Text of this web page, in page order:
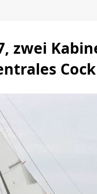
Manöver
zwei